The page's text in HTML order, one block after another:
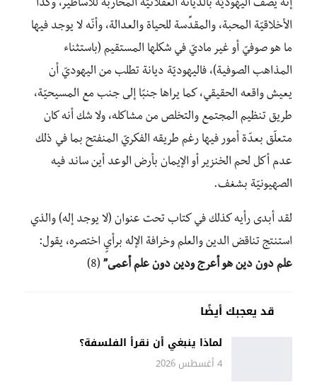
إنّه يصف اليهوديّة بالديانة العقلانيّة المحاربة للأساطير، وكذا
الأخلاقيّة المحبة، والمقدِّسة للحياة والعدالة، وأنّه لا يوجد فيها
ما هو صوفيّ أو غير ماديّ في شكلها المستقيم (باستثناء
المذاهب الصوفية)، فاليهوديّة ديانة تطلب من اليهوديّ أن
يعيش واقعه الحقيقي، كما يراها جنبًا إلى جنب مع المسيحيّة،
طريق تنظيم المجتمع والتخلص من مشاكله، ولا شك أنه كان
متعلّق بعدّة أمور فيها رغم طريقه الفكريّ المنفتح بما في ذلك
عدم أكل لحم الخنزير أو الإيمان بأرض الوعد أين ساند فيه
الصهيونيّة بشغف.
لقد أبدى رأيه كذلك في كتاب تحت عنوان (لا يوجد إله) والذي
استنتج تناقض الدين والعلم وخرافة الإله برأيٍ اختصره، يقول:
علم دون دين هو أعرج ودين دون علم أعمى” (8)
قد يعجبك أيضًا
لماذا ينبغي أن نقرأ الفلسفة؟
4 أغسطس 2026